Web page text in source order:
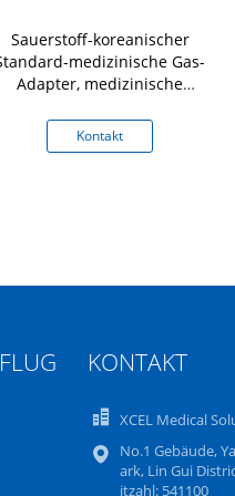
Sauerstoff-koreanischer
medizinische Gas-
Adapter, medizinische
Kontakt
KONTAKT
XCEL Medical
No.1 Gebäude,
ark, Lin Gui
itzahl: 541100